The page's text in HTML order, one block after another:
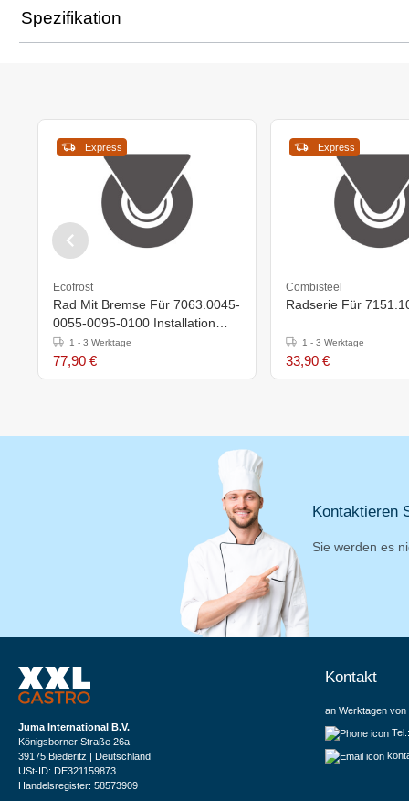
Spezifikation
Express
Ecofrost
Rad Mit Bremse Für 7063.0045-
0055-0095-0100 Installation
Durch Techniker
1 - 3 Werktage
77,90 €
Express
Combisteel
Radserie Für
1 - 3 Werktage
33,90 €
Kontaktieren
Sie werden es
Juma International B.V.
Königsborner Straße 26a
39175 Biederitz | Deutschland
USt-ID: DE321159873
Handelsregister: 58573909
Kontakt
an Werktagen